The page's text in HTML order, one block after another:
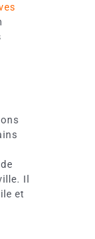
Il
et